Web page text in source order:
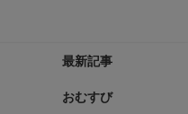
最新記事
おむすび